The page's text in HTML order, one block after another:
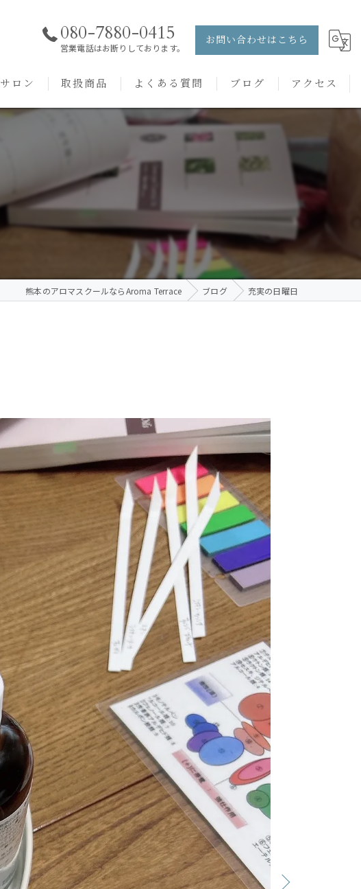
080-7880-0415
営業電話はお断りしております。
お問い合わせはこちら
サロン
施術事例
取扱商品
バッチフラワーレメディ
よくある質問 ブログ アクセス
熊本のアロマスクールならAroma Terrace ブログ 充実の日曜日